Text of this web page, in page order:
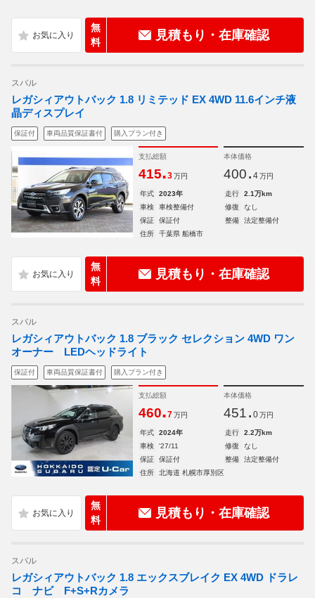
無
料
見積もり・在庫確認
スバル
レガシィアウトバック 1.8 リミテッド EX 4WD 11.6インチ液
晶ディスプレイ
保証付 車両品質保証書付 購入プラン付き
支払総額
415.3 万円
本体価格
400. 4 万円
年式 2023年 走行
2.1万km
車検
車検整備付 修復
なし
保証
保証付 整備
法定整備付
住所
千葉県 船橋市
無
料
見積もり・在庫確認
スバル
レガシィアウトバック 1.8 ブラック セレクション 4WD ワン
オーナー LEDヘッドライト
保証付 車両品質保証書付 購入プラン付き
支払総額
460.7 万円
本体価格
451. 0 万円
年式 2024年 走行
2.2万km
車検
'27/11 修復
なし
保証
保証付 整備
法定整備付
住所
北海道 札幌市厚別区
無
料
見積もり・在庫確認
スバル
レガシィアウトバック 1.8 エックスブレイク EX 4WD ドラレ
コ ナビ F+S+Rカメラ